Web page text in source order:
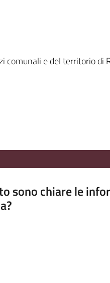
comunali e del territorio di
sono chiare le